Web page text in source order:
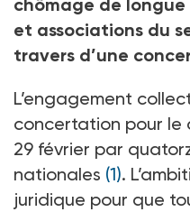
chômage de longue
et associations du
travers d’une
L’engagement
concertation pour le
29 février par
nationales (1).
juridique pour que